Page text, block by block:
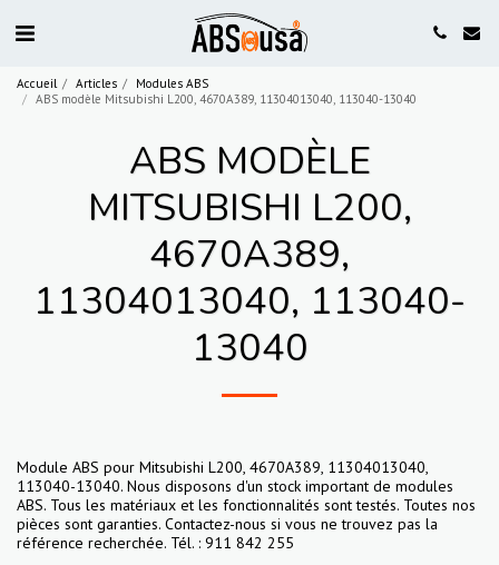
Accueil Articles
Modules ABS
ABS modèle Mitsubishi L200, 4670A389, 11304013040, 113040-13040
ABS MODÈLE
MITSUBISHI L200,
4670A389,
11304013040, 113040-
13040
Module ABS pour Mitsubishi L200, 4670A389, 11304013040,
113040-13040. Nous disposons d'un stock important de modules
ABS. Tous les matériaux et les fonctionnalités sont testés. Toutes nos
pièces sont garanties. Contactez-nous si vous ne trouvez pas la
référence recherchée. Tél. : 911 842 255